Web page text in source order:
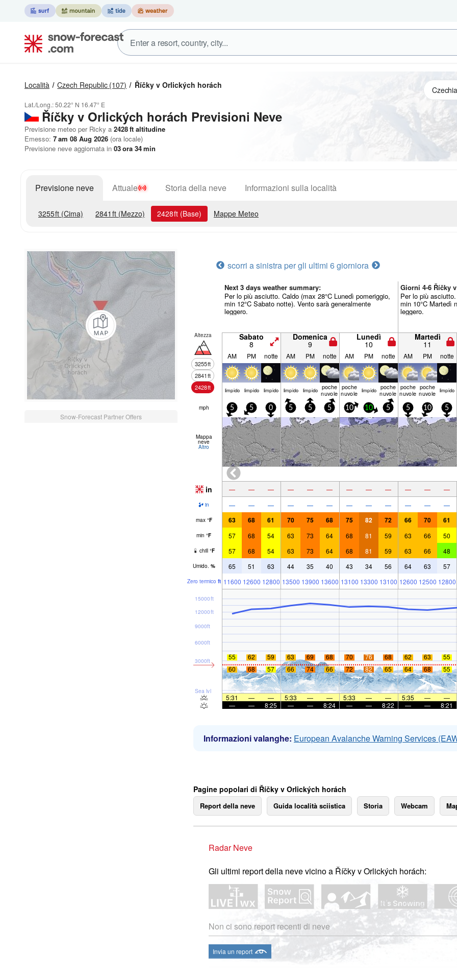
Località Czech Republic (107) Říčky v Orlických horách
Lat./Long.:50.22° N 16.47° E
Říčky v Orlických horách Previsioni Neve
Previsione meteo per Ricky a 2428ft altitudine
Emesso: 7 am 08 Aug 2026 (ora locale)
Previsione neve aggiornata in 03ora 34min
Previsione neve Attuale Storia della neve Informazioni sulla località
3255ft (Cima) 2841 ft (Mezzo) 2428ft (Base) Mappe Meteo
Snow-Forecast Partner Offers
scorri a sinistra per gli ultimi 6 giorniora
Next 3 days weather summary:
Per lo più asciutto. Caldo (max 28°C Lunedì pomeriggio,
min 12°C Sabato notte). Vento sarà generalmente
leggero.
Giorni 4-6 Říčky
Per lo più
min 10°C Martedì
leggero.
Altezza
3255ft
2841ft
2428ft
Sabato
8
Domenica
9
Lunedì
10
Martedì
11
AM PM notte AM PM notte AM PM notte AM PM notte
limp­ido limp­ido limp­ido limp­ido limp­ido poche
nuvole
poche
nuvole limp­ido poche
nuvole
poche
nuvole
poche
nuvole limp­ido
mph 5 5 0 5 5 5 10 10 5 5 10 5
Mappa
neve
Altro
in — — — — — — — — — — — —
in — — — — — — — — — — — —
max °F 63 68 61 70 75 68 75 82 72 66 70 61
min °F 57 68 54 63 73 64 68 81 59 63 66 50
chill °F 57 68 54 63 73 64 68 81 59 63 66 48
Umido. % 65 51 63 44 35 40 43 34 56 64 63 57
Zero termico ft 11600 12600 12800 13500 13900 13600 13100 13300 13100 12600 12500 12800
Sea lvl
3000ft
6000ft
9000ft
12000ft
15000ft
55 62 59 63 69 68 70 76 68 62 63 55
60
68 57 66 74 66 72 82 65 64 68 55
5:31 — — 5:33 — — 5:33 — — 5:35 — —
—
— 8:25 — — 8:24 — — 8:22 — — 8:21
Informazioni valanghe: European Avalanche Warning Services
Pagine popolari di Říčky v Orlických horách
Report della neve Guida località sciistica Storia Webcam
Radar Neve
Gli ultimi report della neve vicino a Říčky v Orlických horách:
Non ci sono report recenti di neve
Invia un report